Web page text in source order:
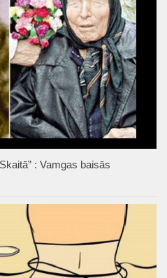
: Vamgas baisās